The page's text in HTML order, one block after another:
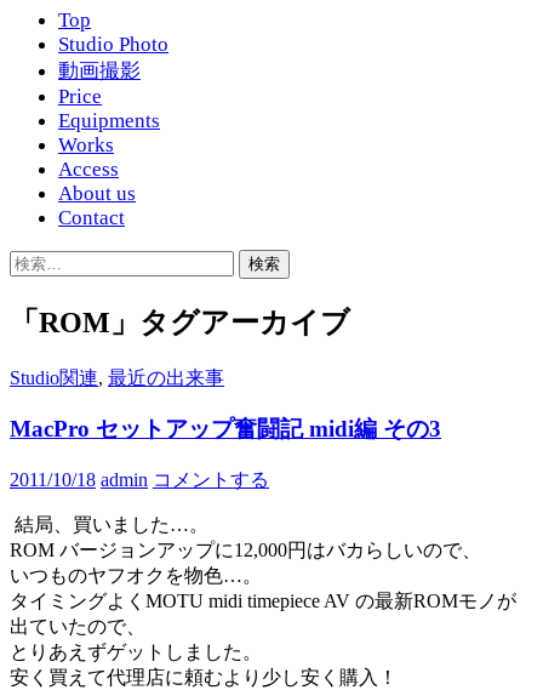
Top
Studio Photo
動画撮影
Price
Equipments
Works
Access
About us
Contact
検
「ROM」タグアーカイブ
Studio関連, 最近の出来事
MacPro セットアップ奮闘記 midi編 その3
2011/10/18 admin コメントする
結局、買いました…。
ROM バージョンアップに12,000円はバカらしいので、
いつものヤフオクを物色…。
タイミングよくMOTU midi timepiece AV の最新ROMモノが
出ていたので、
とりあえずゲットしました。
安く買えて代理店に頼むより少し安く購入！